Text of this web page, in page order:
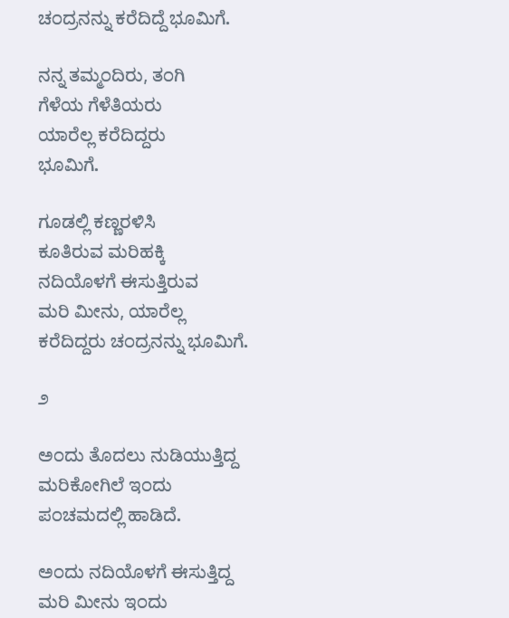
ಚಂದ್ರನನ್ನು ಕರೆದಿದ್ದೆ ಭೂಮಿಗೆ.
ನನ್ನ ತಮ್ಮಂದಿರು, ತಂಗಿ
ಗೆಳೆಯ ಗೆಳೆತಿಯರು
ಯಾರೆಲ್ಲ ಕರೆದಿದ್ದರು
ಭೂಮಿಗೆ.
ಗೂಡಲ್ಲಿ ಕಣ್ಣರಳಿಸಿ
ಕೂತಿರುವ ಮರಿಹಕ್ಕಿ
ನದಿಯೊಳಗೆ ಈಸುತ್ತಿರುವ
ಮರಿ ಮೀನು, ಯಾರೆಲ್ಲ
ಕರೆದಿದ್ದರು ಚಂದ್ರನನ್ನು ಭೂಮಿಗೆ.
೨
ಅಂದು ತೊದಲು ನುಡಿಯುತ್ತಿದ್ದ
ಮರಿಕೋಗಿಲೆ ಇಂದು
ಪಂಚಮದಲ್ಲಿ ಹಾಡಿದೆ.
ಅಂದು ನದಿಯೊಳಗೆ ಈಸುತ್ತಿದ್ದ
ಮರಿ ಮೀನು ಇಂದು